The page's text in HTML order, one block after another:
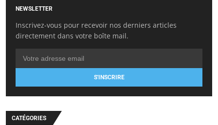
NEWSLETTER
Inscrivez-vous pour recevoir nos derniers articles
directement dans votre boîte mail.
S'INSCRIRE
CATÉGORIES